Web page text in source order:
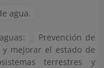
agua.
Prevención de
mejorar el estado de
terrestres y